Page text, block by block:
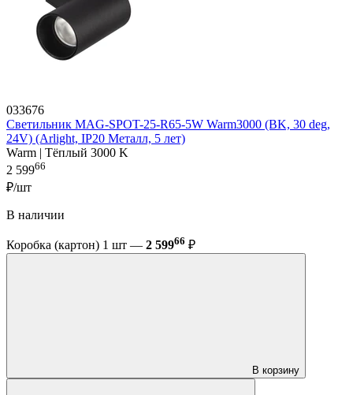
033676
Светильник MAG-SPOT-25-R65-5W Warm3000 (BK, 30 deg,
24V) (Arlight, IP20 Металл, 5 лет)
Warm | Тёплый 3000 K
2 59966
₽/шт
В наличии
Коробка (картон) 1 шт — 2 59966 ₽
В корзину